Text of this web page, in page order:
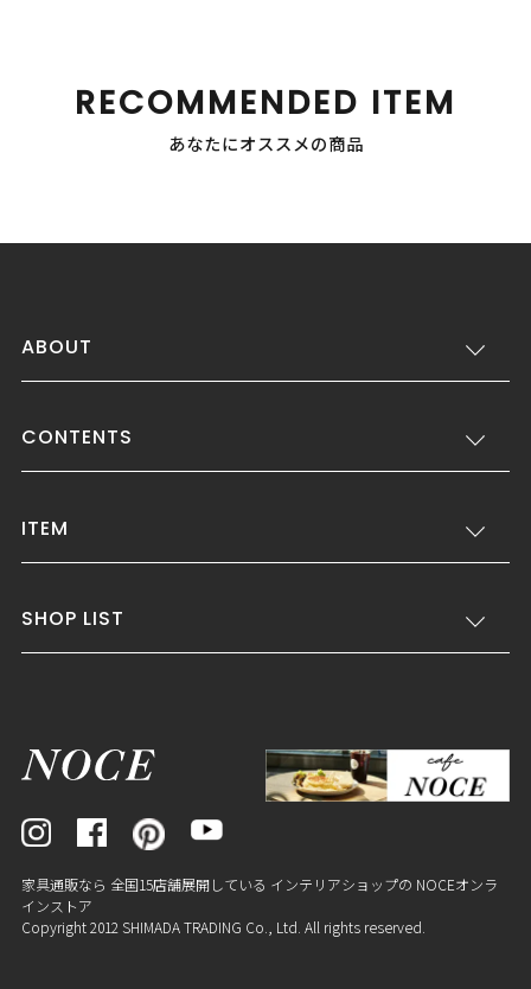
RECOMMENDED ITEM
あなたにオススメの商品
ABOUT
CONTENTS
ITEM
SHOP LIST
家具通販なら 全国15店舗展開している インテリアショップの NOCEオンラ
インストア
Copyright 2012 SHIMADA TRADING Co., Ltd. All rights reserved.